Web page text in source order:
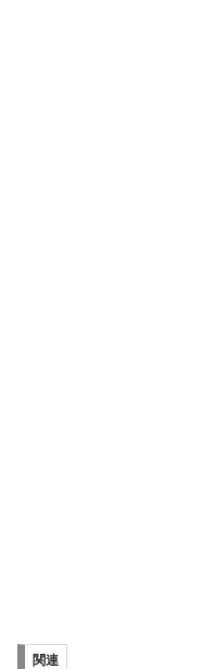
関連